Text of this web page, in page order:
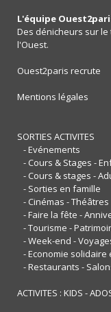
L'équipe
Des dénicheurs sur
l'Ouest.
Ouest2paris recrute
Mentions légales
SORTIES ACTIVITES
- Evénements
- Cours & Stages -
- Cours & stages -
- Sorties en famille
- Cinémas - Théâtres
- Faire la fête -
- Tourisme -
- Week-end -
- Economie solidaire
- Restaurants -
ACTIVITES : KIDS -